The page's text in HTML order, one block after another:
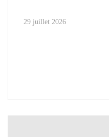
29 juillet 2026